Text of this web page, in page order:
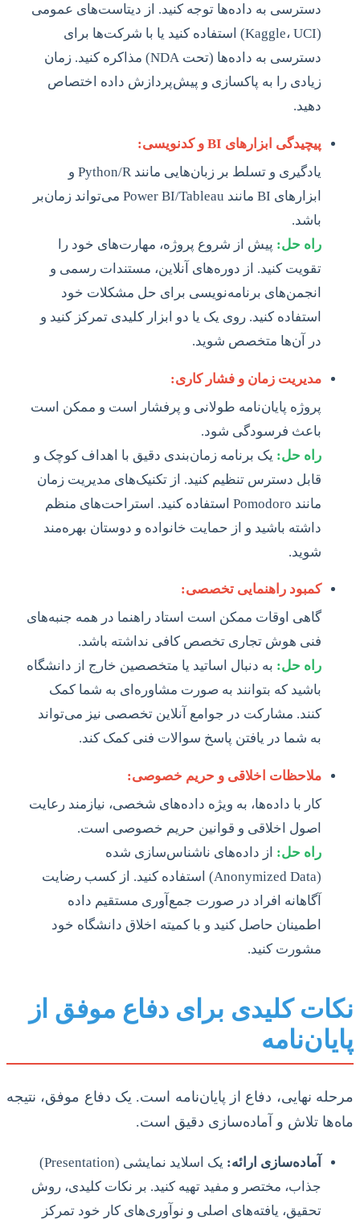
دسترسی به داده‌ها توجه کنید. از دیتاست‌های عمومی
(Kaggle، UCI) استفاده کنید یا با شرکت‌ها برای
دسترسی به داده‌ها (تحت NDA) مذاکره کنید. زمان
زیادی را به پاکسازی و پیش‌پردازش داده اختصاص
دهید.
پیچیدگی ابزارهای BI و کدنویسی:
یادگیری و تسلط بر زبان‌هایی مانند Python/R و
ابزارهای BI مانند Power BI/Tableau می‌تواند زمان‌بر
باشد.
راه حل: پیش از شروع پروژه، مهارت‌های خود را
تقویت کنید. از دوره‌های آنلاین، مستندات رسمی و
انجمن‌های برنامه‌نویسی برای حل مشکلات خود
استفاده کنید. روی یک یا دو ابزار کلیدی تمرکز کنید و
در آن‌ها متخصص شوید.
مدیریت زمان و فشار کاری:
پروژه پایان‌نامه طولانی و پرفشار است و ممکن است
باعث فرسودگی شود.
راه حل: یک برنامه زمان‌بندی دقیق با اهداف کوچک و
قابل دسترس تنظیم کنید. از تکنیک‌های مدیریت زمان
مانند Pomodoro استفاده کنید. استراحت‌های منظم
داشته باشید و از حمایت خانواده و دوستان بهره‌مند
شوید.
کمبود راهنمایی تخصصی:
گاهی اوقات ممکن است استاد راهنما در همه جنبه‌های
فنی هوش تجاری تخصص کافی نداشته باشد.
راه حل: به دنبال اساتید یا متخصصین خارج از دانشگاه
باشید که بتوانند به صورت مشاوره‌ای به شما کمک
کنند. مشارکت در جوامع آنلاین تخصصی نیز می‌تواند
به شما در یافتن پاسخ سوالات فنی کمک کند.
ملاحظات اخلاقی و حریم خصوصی:
کار با داده‌ها، به ویژه داده‌های شخصی، نیازمند رعایت
اصول اخلاقی و قوانین حریم خصوصی است.
راه حل: از داده‌های ناشناس‌سازی شده
(Anonymized Data) استفاده کنید. از کسب رضایت
آگاهانه افراد در صورت جمع‌آوری مستقیم داده
اطمینان حاصل کنید و با کمیته اخلاق دانشگاه خود
مشورت کنید.
نکات کلیدی برای دفاع موفق از
پایان‌نامه
مرحله نهایی، دفاع از پایان‌نامه است. یک دفاع موفق، نتیجه
ماه‌ها تلاش و آماده‌سازی دقیق است.
آماده‌سازی ارائه:
یک اسلاید نمایشی (Presentation)
جذاب، مختصر و مفید تهیه کنید. بر نکات کلیدی، روش
تحقیق، یافته‌های اصلی و نوآوری‌های کار خود تمرکز